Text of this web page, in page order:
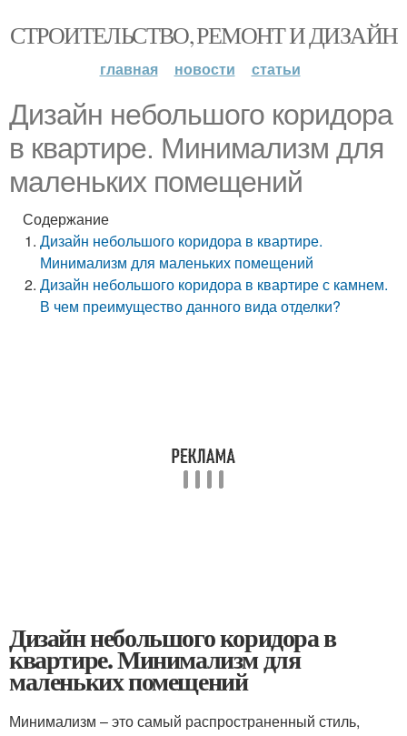
СТРОИТЕЛЬСТВО, РЕМОНТ И ДИЗАЙН
главная новости статьи
Дизайн небольшого коридора
в квартире. Минимализм для
маленьких помещений
Содержание
Дизайн небольшого коридора в квартире.
Минимализм для маленьких помещений
Дизайн небольшого коридора в квартире с камнем.
В чем преимущество данного вида отделки?
Дизайн небольшого коридора в
квартире. Минимализм для
маленьких помещений
Минимализм – это самый распространенный стиль,